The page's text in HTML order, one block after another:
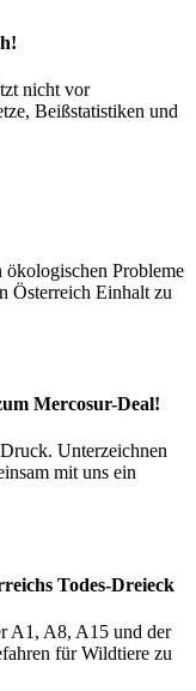
nicht vor
Beißstatistiken und
ökologischen Probleme
Österreich Einhalt zu
Mercosur-Deal!
Unterzeichnen
mit uns ein
Todes-Dreieck
A1, A8, A15 und der
für Wildtiere zu